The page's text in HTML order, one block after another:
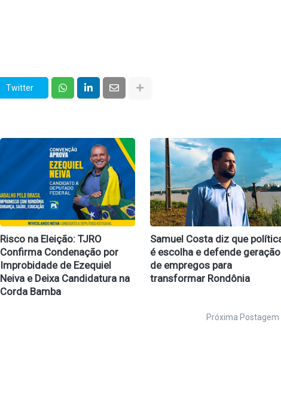
Twitter
Risco na Eleição: TJRO
Confirma Condenação por
Improbidade de Ezequiel
Neiva e Deixa Candidatura na
Corda Bamba
Samuel Costa diz que
é escolha e defende geração
de empregos para
transformar Rondônia
Próxima Postagem